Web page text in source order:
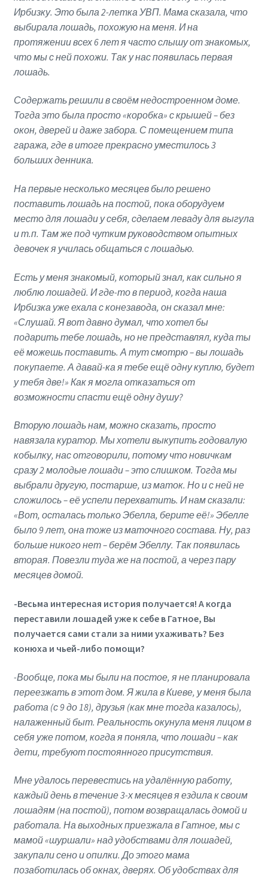
Ирбизку. Это была 2-летка УВП. Мама сказала, что
выбирала лошадь, похожую на меня. И на
протяжении всех 6 лет я часто слышу от знакомых,
что мы с ней похожи. Так у нас появилась первая
лошадь.
Содержать решили в своём недостроенном доме.
Тогда это была просто «коробка» с крышей – без
окон, дверей и даже забора. С помещением типа
гаража, где в итоге прекрасно уместилось 3
больших денника.
На первые несколько месяцев было решено
поставить лошадь на постой, пока оборудуем
место для лошади у себя, сделаем леваду для выгула
и т.п. Там же под чутким руководством опытных
девочек я училась общаться с лошадью.
Есть у меня знакомый, который знал, как сильно я
люблю лошадей. И где-то в период, когда наша
Ирбизка уже ехала с конезавода, он сказал мне:
«Слушай. Я вот давно думал, что хотел бы
подарить тебе лошадь, но не представлял, куда ты
её можешь поставить. А тут смотрю – вы лошадь
покупаете. А давай-ка я тебе ещё одну куплю, будет
у тебя две!» Как я могла отказаться от
возможности спасти ещё одну душу?
Вторую лошадь нам, можно сказать, просто
навязала куратор. Мы хотели выкупить годовалую
кобылку, нас отговорили, потому что новичкам
сразу 2 молодые лошади – это слишком. Тогда мы
выбрали другую, постарше, из маток. Но и с ней не
сложилось – её успели перехватить. И нам сказали:
«Вот, осталась только Эбелла, берите её!» Эбелле
было 9 лет, она тоже из маточного состава. Ну, раз
больше никого нет – берём Эбеллу. Такпоявилась
вторая. Повезли туда же на постой, а через пару
месяцев домой.
-Весьма интересная история получается! А когда
переставили лошадей уже к себе в Гатное, Вы
получается сами стали за ними ухаживать? Без
конюха и чьей-либо помощи?
-Вообще, пока мы были на постое, я не планировала
переезжать в этот дом. Я жила в Киеве, у меня была
работа (с 9 до 18), друзья (как мне тогда казалось),
налаженный быт. Реальность окунула меня лицом в
себя уже потом, когда я поняла, что лошади – как
дети, требуют постоянного присутствия.
Мне удалось перевестись на удалённую работу,
каждый день в течение 3-х месяцев я ездила к своим
лошадям (на постой), потом возвращалась домой и
работала. На выходных приезжала в Гатное, мы с
мамой «шуршали» над удобствами для лошадей,
закупали сено и опилки. До этого мама
позаботилась об окнах, дверях. Об удобствах для